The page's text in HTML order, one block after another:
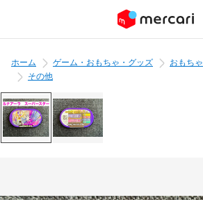
ホーム ゲーム・おもちゃ・グッズ おもちゃ
その他